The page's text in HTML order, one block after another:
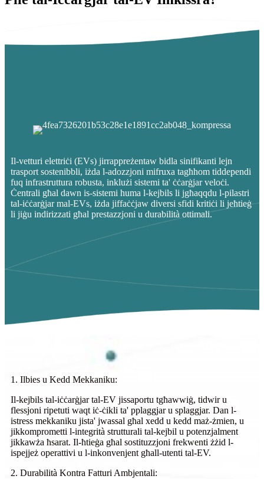
Il-vetturi elettriċi (EVs) jirrappreżentaw bidla sinifikanti lejn
trasport sostenibbli, iżda l-adozzjoni mifruxa tagħhom tiddependi
fuq infrastruttura robusta, inklużi sistemi ta' ċċarġjar veloċi.
Ċentrali għal dawn is-sistemi huma l-kejbils li jgħaqqdu l-pilastri
tal-iċċarġjar mal-EVs, iżda jiffaċċjaw diversi sfidi kritiċi li jeħtieġ
li jiġu indirizzati għal prestazzjoni u durabilità ottimali.
1. Ilbies u Kedd Mekkaniku:
Il-kejbils tal-iċċarġjar tal-EV jissaportu tgħawwiġ, tidwir u
flessjoni ripetuti waqt iċ-ċikli ta' pplaggjar u splaggjar. Dan l-
istress mekkaniku jista' jwassal għal xedd u kedd maż-żmien, u
jikkomprometti l-integrità strutturali tal-kejbil u potenzjalment
jikkawża ħsarat. Il-ħtieġa għal sostituzzjoni frekwenti żżid l-
ispejjeż operattivi u l-inkonvenjent għall-utenti tal-EV.
2. Durabilità Kontra Fatturi Ambjentali: